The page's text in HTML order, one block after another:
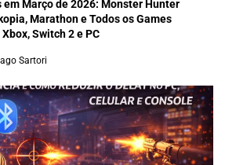
Março de 2026: Monster Hunter
Marathon e Todos os Games
Switch 2 e PC
Sartori